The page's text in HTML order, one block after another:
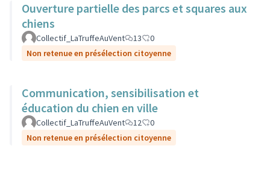
Ouverture partielle des parcs et squares aux
chiens
Collectif_LaTruffeAuVent 13
0
Non retenue en présélection citoyenne
Communication, sensibilisation et
éducation du chien en ville
Collectif_LaTruffeAuVent 12
0
Non retenue en présélection citoyenne